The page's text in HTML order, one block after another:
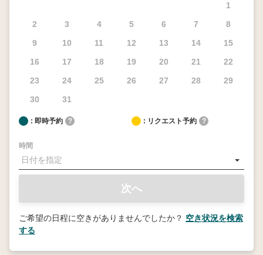
1
2
3 4 5 6 7
8
9
10 11 12 13 14
15
16
17 18 19 20 21
22
23
24 25 26 27 28
29
30
31
: 即時予約 ? : リクエスト予約 ?
時間
次へ
ご希望の日程に空きがありませんでしたか？ 空き状況を検索
する